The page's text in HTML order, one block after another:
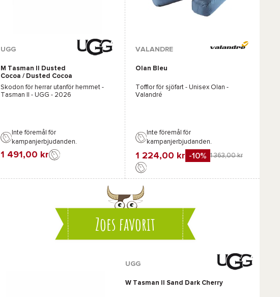
Brun
UGG
M Tasman II Dusted
Cocoa / Dusted Cocoa
Skodon för herrar utanför hemmet -
Tasman II - UGG - 2026
Inte föremål för
kampanjerbjudanden.
1 491,00 kr
VALANDRE
Olan Bleu
Tofflor för sjöfart - Unisex Olan -
Valandré
Inte föremål för
kampanjerbjudanden.
1 224,00 kr -10% 1 363,00 kr
Zoes favorit
UGG
W Tasman II Sand Dark Cherry